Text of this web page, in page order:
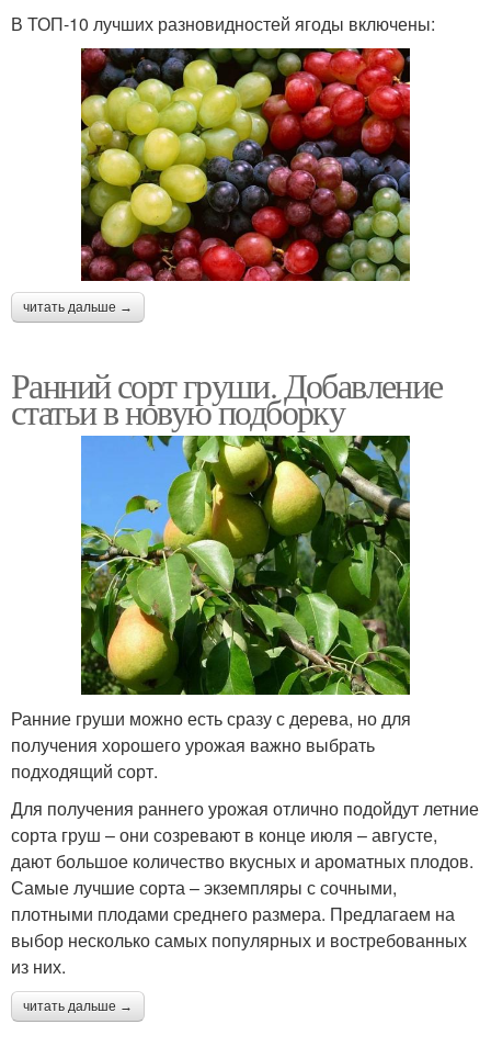
В ТОП-10 лучших разновидностей ягоды включены:
читать дальше →
Ранний сорт груши. Добавление
статьи в новую подборку
Ранние груши можно есть сразу с дерева, но для
получения хорошего урожая важно выбрать
подходящий сорт.
Для получения раннего урожая отлично подойдут летние
сорта груш – они созревают в конце июля – августе,
дают большое количество вкусных и ароматных плодов.
Самые лучшие сорта – экземпляры с сочными,
плотными плодами среднего размера. Предлагаем на
выбор несколько самых популярных и востребованных
из них.
читать дальше →